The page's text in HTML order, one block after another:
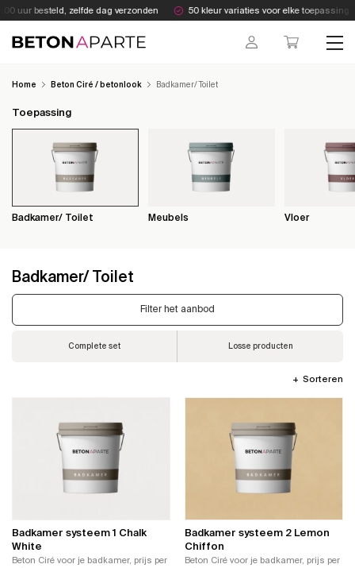
Skip
to
content
uur besteld, zelfde dag verzonden 50 kleur variaties voor elke toepassing
Beton Aparte
Home Beton Ciré / betonlook Badkamer/ Toilet
Toepassing
Badkamer/ Toilet Meubels Vloer
Badkamer/ Toilet
Filter het aanbod
Complete set Losse producten
Sorteren
Badkamer systeem 1 Chalk
White
Beton Ciré voor je badkamer, prijs per
Badkamer systeem 2 Lemon
Chiffon
Beton Ciré voor je badkamer, prijs per